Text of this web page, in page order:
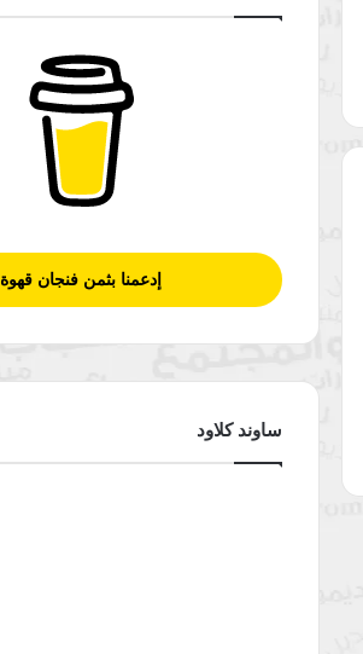
إدعمنا بثمن فنجان قهوة
ساوند كلاود